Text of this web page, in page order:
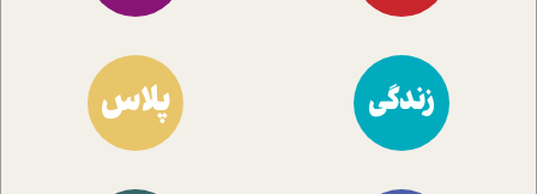
زندگی پلاس